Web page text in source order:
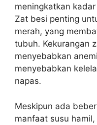
meningkatkan
Zat besi penting
merah, yang
tubuh. Kekurangan
menyebabkan
menyebabkan
napas.
Meskipun ada
manfaat susu